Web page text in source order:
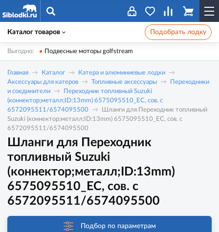
Каталог товаров Подобрать лодку
Выгодно: Подвесные моторы golfstream
Главная Каталог
Катера и алюминиевые лодки
Аксессуары для катеров
Топливные аксессуары
Переходники
и соединители
Переходник топливный Suzuki
(коннектор;металл;ID:13mm) 6575095510_EC, сов. с
6572095511/6574095500
Шланги для Переходник топливный
Suzuki (коннектор;металл;ID:13mm) 6575095510_EC, сов. с
6572095511/6574095500
Шланги для Переходник
топливный Suzuki
(коннектор;металл;ID:13mm)
6575095510_EC, сов. с
6572095511/6574095500
Подбор по параметрам